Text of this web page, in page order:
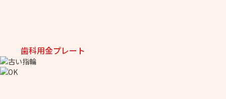
歯科用金プレート